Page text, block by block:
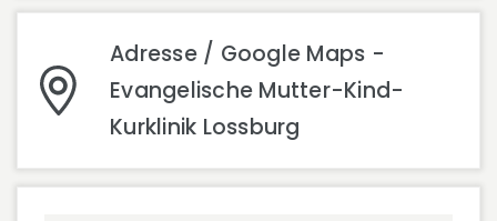
Adresse / Google Maps -
Evangelische Mutter-Kind-
Kurklinik Lossburg